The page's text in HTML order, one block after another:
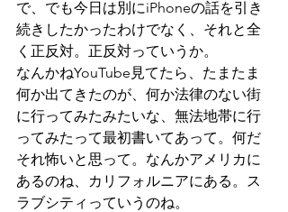
で、でも今日は別にiPhoneの話を引き
続きしたかったわけでなく、それと全
く正反対。正反対っていうか。
なんかねYouTube見てたら、たまたま
何か出てきたのが、何か法律のない街
に行ってみたみたいな、無法地帯に行
ってみたって最初書いてあって。何だ
それ怖いと思って。なんかアメリカに
あるのね、カリフォルニアにある。ス
ラブシティっていうのね。